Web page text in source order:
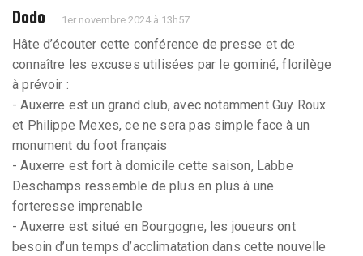
Dodo 1er novembre 2024 à 13h57
Hâte d’écouter cette conférence de presse et de
connaître les excuses utilisées par le gominé, florilège
à prévoir :
- Auxerre est un grand club, avec notamment Guy Roux
et Philippe Mexes, ce ne sera pas simple face à un
monument du foot français
- Auxerre est fort à domicile cette saison, Labbe
Deschamps ressemble de plus en plus à une
forteresse imprenable
- Auxerre est situé en Bourgogne, les joueurs ont
besoin d’un temps d’acclimatation dans cette nouvelle